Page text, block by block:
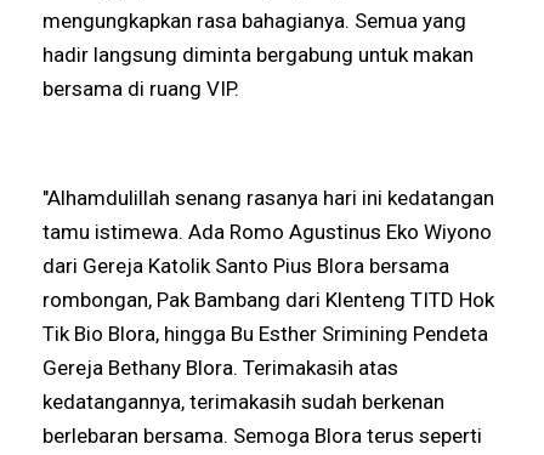
mengungkapkan rasa bahagianya. Semua yang
hadir langsung diminta bergabung untuk makan
bersama di ruang VIP.
"Alhamdulillah senang rasanya hari ini kedatangan
tamu istimewa. Ada Romo Agustinus Eko Wiyono
dari Gereja Katolik Santo Pius Blora bersama
rombongan, Pak Bambang dari Klenteng TITD Hok
Tik Bio Blora, hingga Bu Esther Srimining Pendeta
Gereja Bethany Blora. Terimakasih atas
kedatangannya, terimakasih sudah berkenan
berlebaran bersama. Semoga Blora terus seperti